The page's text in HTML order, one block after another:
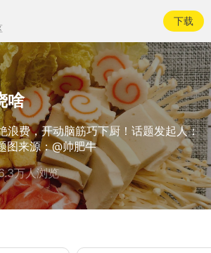
下载
啥
浪费，开动脑筋巧下厨！话题发起人：
图来源：@帅肥牛
万人浏览